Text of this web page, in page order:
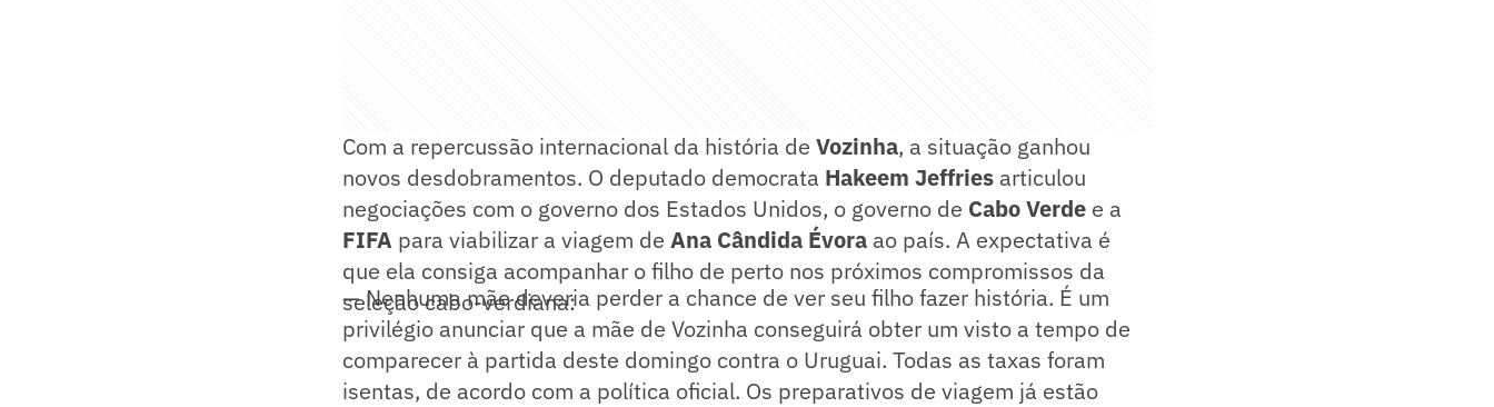
Com a repercussão internacional da história de Vozinha, a situação ganhou
novos desdobramentos. O deputado democrata Hakeem Jeffries articulou
negociações com o governo dos Estados Unidos, o governo de Cabo Verde e a
FIFA para viabilizar a viagem de Ana Cândida Évora ao país. A expectativa é
que ela consiga acompanhar o filho de perto nos próximos compromissos da
seleção cabo-verdiana:
— Nenhuma mãe deveria perder a chance de ver seu filho fazer história. É um
privilégio anunciar que a mãe de Vozinha conseguirá obter um visto a tempo de
comparecer à partida deste domingo contra o Uruguai. Todas as taxas foram
isentas, de acordo com a política oficial. Os preparativos de viagem já estão